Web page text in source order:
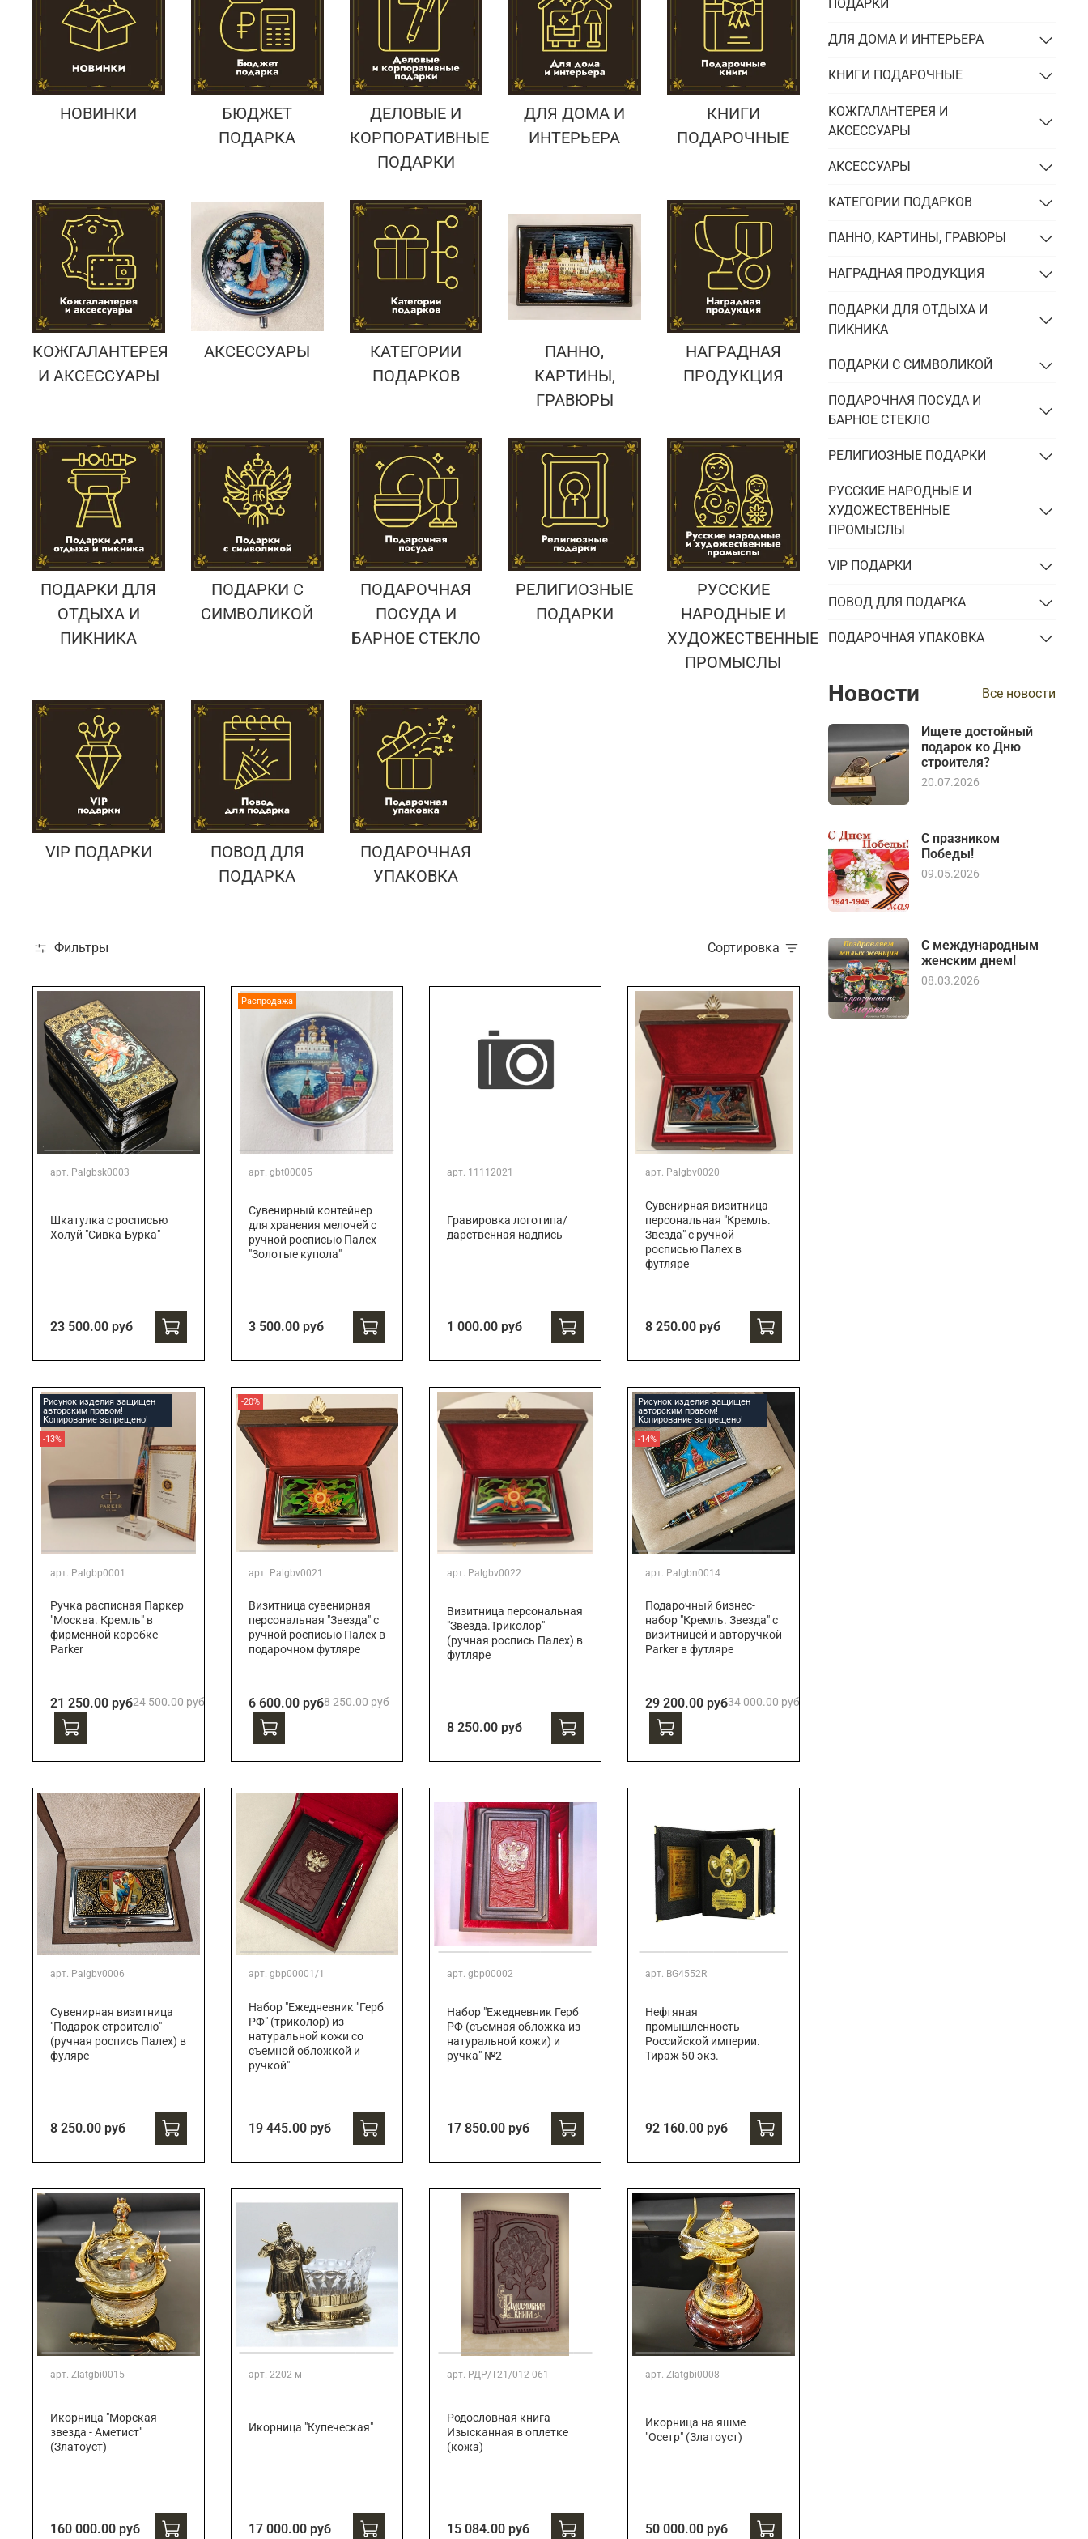
Подарки банковскому работнику
Подарки брокеру
Подарки директору/руководителю
Подарки страховщику
Подарки строителю
Подарки учителю
Подарки энергетику
Подарки юристу
НОВИНКИ
БЮДЖЕТ
ПОДАРКА
ДЕЛОВЫЕ И
КОРПОРАТИВНЫЕ
ПОДАРКИ
ДЛЯ ДОМА И
ИНТЕРЬЕРА
КНИГИ
ПОДАРОЧНЫЕ
КОЖГАЛАНТЕРЕЯ
И АКСЕССУАРЫ
АКСЕССУАРЫ
КАТЕГОРИИ
ПОДАРКОВ
ПАННО,
КАРТИНЫ,
ГРАВЮРЫ
НАГРАДНАЯ
ПРОДУКЦИЯ
ПОДАРКИ ДЛЯ
ОТДЫХА И
ПИКНИКА
ПОДАРКИ С
СИМВОЛИКОЙ
ПОДАРОЧНАЯ
ПОСУДА И
БАРНОЕ СТЕКЛО
РЕЛИГИОЗНЫЕ
ПОДАРКИ
РУССКИЕ
НАРОДНЫЕ И
ХУДОЖЕСТВЕННЫЕ
ПРОМЫСЛЫ
VIP ПОДАРКИ
ПОВОД ДЛЯ
ПОДАРКА
ПОДАРОЧНАЯ
УПАКОВКА
Фильтры Сортировка
арт. Palgbsk0003
Шкатулка с росписью
Холуй "Сивка-Бурка"
23 500.00 руб
Распродажа
арт. gbt00005
Сувенирный контейнер
для хранения мелочей с
ручной росписью Палех
"Золотые купола"
3 500.00 руб
арт. 11112021
Гравировка логотипа/
дарственная надпись
1 000.00 руб
арт. Palgbv0020
Сувенирная визитница
персональная "Кремль.
Звезда" с ручной
росписью Палех в
футляре
8 250.00 руб
Рисунок изделия защищен
авторским правом!
Копирование запрещено!
-13%
арт. Palgbp0001
Ручка расписная Паркер
"Москва. Кремль" в
фирменной коробке
Parker
21 250.00 руб24 500.00 руб
-20%
арт. Palgbv0021
Визитница сувенирная
персональная "Звезда" с
ручной росписью Палех в
подарочном футляре
6 600.00 руб8 250.00 руб
арт. Palgbv0022
Визитница персональная
"Звезда.Триколор"
(ручная роспись Палех) в
футляре
8 250.00 руб
Рисунок изделия защищен
авторским правом!
Копирование запрещено!
-14%
арт. Palgbn0014
Подарочный бизнес-
набор "Кремль. Звезда" с
визитницей и авторучкой
Parker в футляре
29 200.00 руб34 000.00 руб
арт. Palgbv0006
Сувенирная визитница
"Подарок строителю"
(ручная роспись Палех) в
фуляре
8 250.00 руб
арт. gbp00001/1
Набор "Ежедневник "Герб
РФ" (триколор) из
натуральной кожи со
съемной обложкой и
ручкой"
19 445.00 руб
арт. gbp00002
Набор "Ежедневник Герб
РФ (съемная обложка из
натуральной кожи) и
ручка" №2
17 850.00 руб
арт. BG4552R
Нефтяная
промышленность
Российской империи.
Тираж 50 экз.
92 160.00 руб
арт. Zlatgbi0015
Икорница "Морская
звезда - Аметист"
(Златоуст)
160 000.00 руб
арт. 2202-м
Икорница "Купеческая"
17 000.00 руб
арт. РДР/Т21/012-061
Родословная книга
Изысканная в оплетке
(кожа)
15 084.00 руб
арт. Zlatgbi0008
Икорница на яшме
"Осетр" (Златоуст)
50 000.00 руб
ПОДАРКИ
ДЛЯ ДОМА И ИНТЕРЬЕРА
КНИГИ ПОДАРОЧНЫЕ
КОЖГАЛАНТЕРЕЯ И
АКСЕССУАРЫ
АКСЕССУАРЫ
КАТЕГОРИИ ПОДАРКОВ
ПАННО, КАРТИНЫ, ГРАВЮРЫ
НАГРАДНАЯ ПРОДУКЦИЯ
ПОДАРКИ ДЛЯ ОТДЫХА И
ПИКНИКА
ПОДАРКИ С СИМВОЛИКОЙ
ПОДАРОЧНАЯ ПОСУДА И
БАРНОЕ СТЕКЛО
РЕЛИГИОЗНЫЕ ПОДАРКИ
РУССКИЕ НАРОДНЫЕ И
ХУДОЖЕСТВЕННЫЕ
ПРОМЫСЛЫ
VIP ПОДАРКИ
ПОВОД ДЛЯ ПОДАРКА
ПОДАРОЧНАЯ УПАКОВКА
Новости Все новости
Ищете достойный
подарок ко Дню
строителя?
20.07.2026
С празником
Победы!
09.05.2026
С международным
женским днем!
08.03.2026